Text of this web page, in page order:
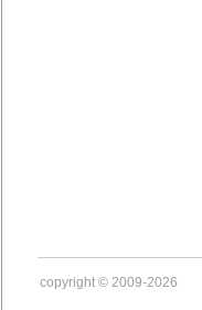
copyright © 2009-2026